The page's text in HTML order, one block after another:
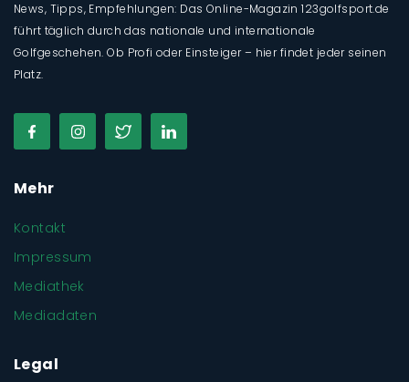
News, Tipps, Empfehlungen: Das Online-Magazin 123golfsport.de
führt täglich durch das nationale und internationale
Golfgeschehen. Ob Profi oder Einsteiger – hier findet jeder seinen
Platz.
Mehr
Kontakt
Impressum
Mediathek
Mediadaten
Legal